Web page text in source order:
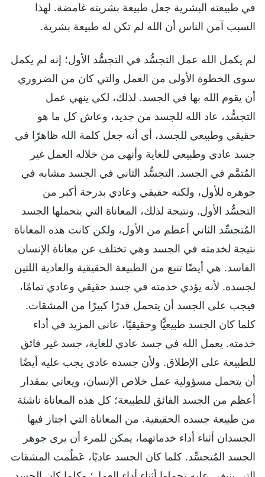
في طبيعته البشرية جعل طبيعة بشريته غامضة. لهذا
السبب آمن الناس أن الله لم تكن له طبيعة بشرية.
لم يكمل الله عمل التجسُّد في التجسُّد الأول؛ إنه لم يكمل
سوى الخطوة الأولى من العمل والتي كان من الضروري
أن يقوم الله بها في الجسد. لذلك، لكي ينهي عمل
التجسُّد، عاد الله للجسد من جديد، وعاش كل ما هو
حقيقي وطبيعي للجسد، أي أنه جعل كلمة الله ظاهرًا في
جسد عادي وطبيعي للغاية وأنهى من خلاله العمل غير
المُتمَّم في الجسد. التجسُّد الثاني في الجسد مشابه في
جوهره للأول، ولكنه حقيقي وعادي بدرجة أكبر من
التجسُّد الأول. ونتيجة لذلك، المعاناة التي يتحملها الجسد
المُتجسِّد الثاني أعظم من الأول، ولكن كانت هذه المعاناة
نتيجة لخدمته في الجسد وهي تختلف عن معاناة الإنسان
الفاسد. هي أيضًا تنبع من الطبيعة الحقيقية والعادية اللتين
لجسده. لأنه يؤدي خدمته في جسد حقيقي وعادي تمامًا،
فيجب على الجسد أن يتحمل قدرًا كبيرًا من المشقات.
كلما كان الجسد طبيعيًّا وحقيقيًا، عانى المزيد في أداء
خدمته. يعمل الله في جسد عادي للغاية، جسد غير فائق
للطبيعة على الإطلاق. ولأن جسده عادي يجب عليه أيضًا
أن يتحمل مسؤولية عمل خلاص الإنسان، ويعاني بمقدار
أعظم من الجسد الفائق للطبيعة؛ كل هذه المعاناة ناشئة
من طبيعة جسده الحقيقية. من المعاناة التي اجتاز فيها
الجسدان أثناء أداء خدماتهما، يمكن للمرء أن يرى جوهر
الجسد المُتجسِّد. كلما كان الجسد عاديًا، عَظُمت المشقات